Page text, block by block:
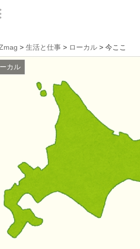
> 生活と仕事 > ローカル > 今ここ
カル